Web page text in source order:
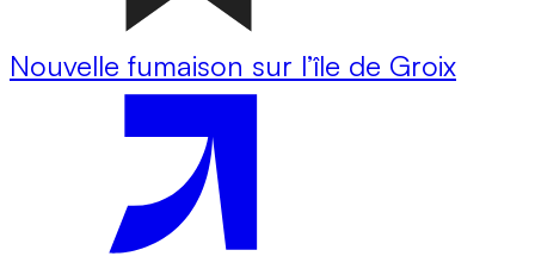
Nouvelle fumaison sur l’île de Groix